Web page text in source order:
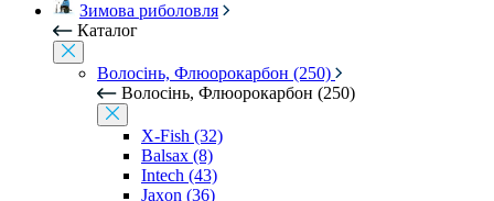
Зимова риболовля
Каталог
Волосінь, Флюорокарбон (250)
Волосінь, Флюорокарбон (250)
X-Fish (32)
Balsax (8)
Intech (43)
Jaxon (36)